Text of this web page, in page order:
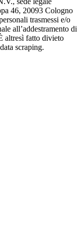
46, 20093 Cologno
trasmessi e/o
all’addestramento di
altresì fatto divieto
scraping.